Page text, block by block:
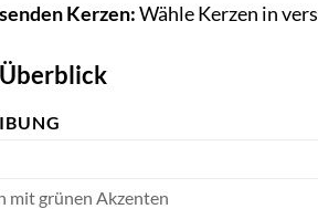
Kerzen:Wähle Kerzen in
mit grünen Akzenten